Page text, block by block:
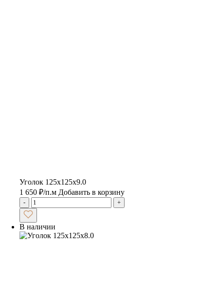
Уголок 125х125х9.0
1 650 ₽/п.м Добавить в корзину
- +
В наличии